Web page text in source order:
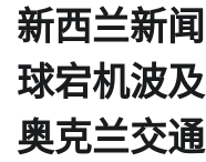
新西兰新
球宕机波
奥克兰交